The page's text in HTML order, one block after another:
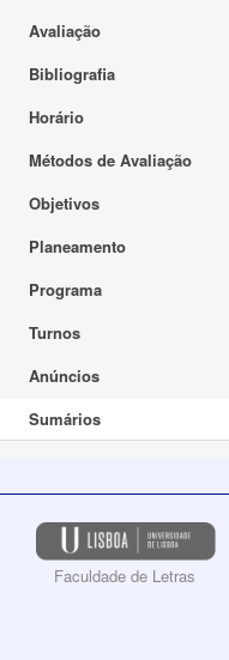
Avaliação
Bibliografia
Horário
Métodos de Avaliação
Objetivos
Planeamento
Programa
Turnos
Anúncios
Sumários
Faculdade de Letras